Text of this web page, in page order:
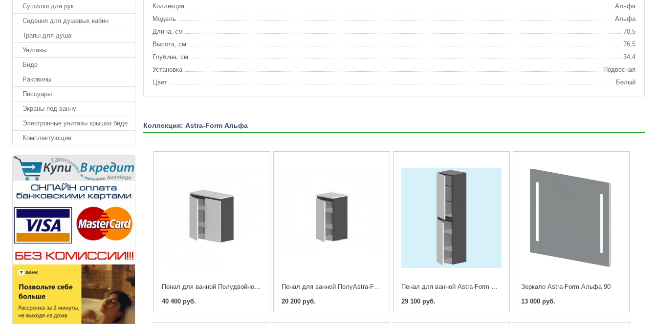
Сушилки для рук
Сидения для душевых кабин
Трапы для душа
Унитазы
Биде
Раковины
Писсуары
Экраны под ванну
Электронные унитазы крышки биде
Комплектующие
Коллекция
Альфа
Модель
Альфа
Длина, см
70,5
Высота, см
76,5
Глубина, см
34,4
Установка
Подвесная
Цвет
Белый
Коллекция: Astra-Form Альфа
40 400 руб.
20 200 руб.
29 100 руб.
Зеркало Astra-Form Альфа 90
13 000 руб.